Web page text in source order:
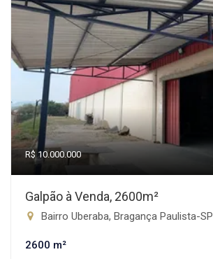
R$ 10.000.000
Galpão à Venda, 2600m²
Bairro Uberaba, Bragança Paulista-SP
2600 m²